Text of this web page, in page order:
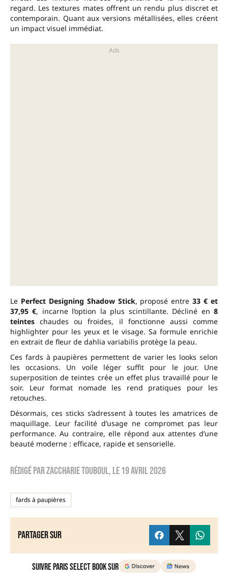
regard. Les textures mates offrent un rendu plus discret et
contemporain. Quant aux versions métallisées, elles créent
un impact visuel immédiat.
Le Perfect Designing Shadow Stick, proposé entre33 € et
37,95 €, incarne l’option la plus scintillante. Décliné en8
teintes chaudes ou froides, il fonctionne aussi comme
highlighter pour les yeux et le visage. Sa formule enrichie
en extrait de fleur de dahlia variabilis protège la peau.
Ces fards à paupières permettent de varier les looks selon
les occasions. Un voile léger suffit pour le jour. Une
superposition de teintes crée un effet plus travaillé pour le
soir. Leur format nomade les rend pratiques pour les
retouches.
Désormais, ces sticks s’adressent à toutes les amatrices de
maquillage. Leur facilité d’usage ne compromet pas leur
performance. Au contraire, elle répond aux attentes d’une
beauté moderne : efficace, rapide et sensorielle.
Rédigé parzaccharie touboul, le19 avril 2026
fards à paupières
Partager sur
Suivre Paris Select Book sur